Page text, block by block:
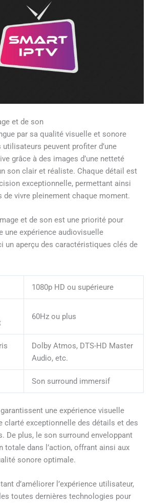
et de son
par sa qualité visuelle et sonore
peuvent profiter d’une
grâce à des images d’une netteté
son clair et réaliste. Chaque détail est
exceptionnelle, permettant ainsi
de vivre pleinement chaque moment.
et de son est une priorité pour
une expérience audiovisuelle
un aperçu des caractéristiques clés de
1080p HD ou supérieure
60Hz ou plus
Dolby Atmos, DTS-HD Master
Audio, etc.
Son surround immersif
une expérience visuelle
clarté exceptionnelle des détails et des
De plus, le son surround enveloppant
totale dans l’action, offrant ainsi aux
sonore optimale.
d’améliorer l’expérience utilisateur,
toutes dernières technologies pour